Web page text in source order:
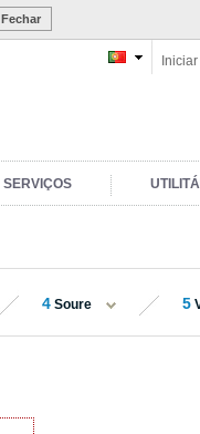
Fechar
SERVIÇOS
4 Soure 5